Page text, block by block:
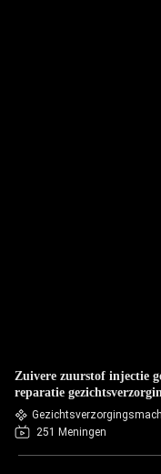
Zuivere zuurstof injectie
reparatie
251 Meningen